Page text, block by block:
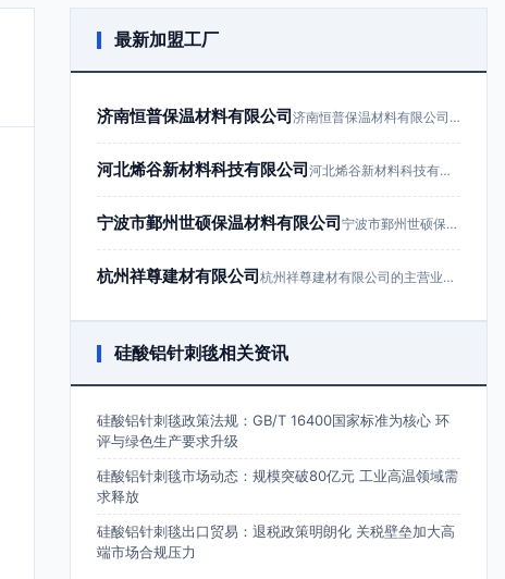
最新加盟工厂
济南恒普保温材料有限公司 济南恒普保温材料有限公司成立于201…
河北烯谷新材料科技有限公司 河北烯谷新材料科技有限公司成立于20…
宁波市鄞州世硕保温材料有限公司 宁波市鄞州世硕保温材料有限公司成立于…
杭州祥尊建材有限公司 杭州祥尊建材有限公司的主营业务为建筑…
硅酸铝针刺毯相关资讯
硅酸铝针刺毯政策法规：GB/T 16400国家标准为核心 环
评与绿色生产要求升级
硅酸铝针刺毯市场动态：规模突破80亿元 工业高温领域需
求释放
硅酸铝针刺毯出口贸易：退税政策明朗化 关税壁垒加大高
端市场合规压力